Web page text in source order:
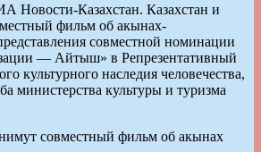
Казахстан. Казахстан и
фильм об акынах-
совместной номинации
— Айтыш» в Репрезентативный
культурного наследия человечества,
министерства культуры и туризма